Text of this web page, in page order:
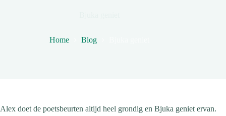
Home Blog
Alex doet de poetsbeurten altijd heel grondig en Bjuka geniet ervan.